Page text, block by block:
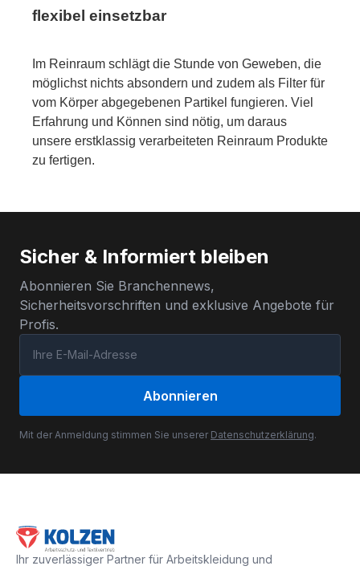
flexibel einsetzbar
Im Reinraum schlägt die Stunde von Geweben, die
möglichst nichts absondern und zudem als Filter für
vom Körper abgegebenen Partikel fungieren. Viel
Erfahrung und Können sind nötig, um daraus
unsere erstklassig verarbeiteten Reinraum Produkte
zu fertigen.
Sicher & Informiert bleiben
Abonnieren Sie Branchennews,
Sicherheitsvorschriften und exklusive Angebote für
Profis.
Abonnieren
Mit der Anmeldung stimmen Sie unserer Datenschutzerklärung.
Ihr zuverlässiger Partner für Arbeitskleidung und